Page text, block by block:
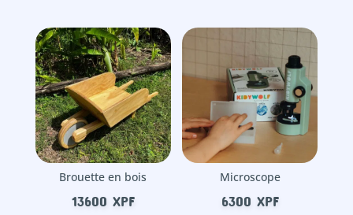
Brouette en bois
13600 XPF
Microscope
6300 XPF